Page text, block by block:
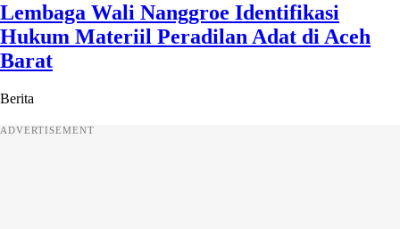
Lembaga Wali Nanggroe Identifikasi
Hukum Materiil Peradilan Adat di Aceh
Barat
Berita
ADVERTISEMENT